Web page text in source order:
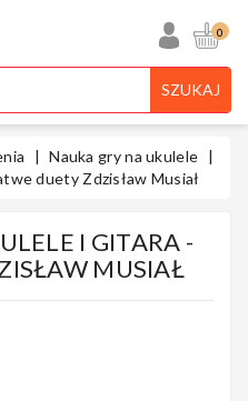
0
SZUKAJ
Nauka gry na ukulele
duety Zdzisław Musiał
I GITARA -
MUSIAŁ